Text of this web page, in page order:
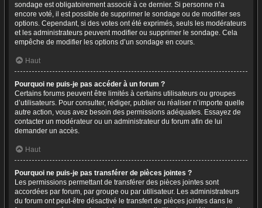
sondage est obligatoirement associé à ce dernier. Si personne n’a
encore voté, il est possible de supprimer le sondage ou de modifier ses
options. Cependant, si des votes ont été exprimés, seuls les modérateurs
et les administrateurs peuvent modifier ou supprimer le sondage. Cela
empêche de modifier les options d’un sondage en cours.
Haut
Pourquoi ne puis-je pas accéder à un forum ?
Certains forums peuvent être limités à certains utilisateurs ou groupes
d’utilisateurs. Pour consulter, rédiger, publier ou réaliser n’importe quelle
autre action, vous avez besoin des permissions adéquates. Essayez de
contacter un modérateur ou un administrateur du forum afin de lui
demander un accès.
Haut
Pourquoi ne puis-je pas transférer de pièces jointes ?
Les permissions permettant de transférer des pièces jointes sont
accordées par forum, par groupe ou par utilisateur. Les administrateurs
du forum ont peut-être désactivé le transfert de pièces jointes dans le